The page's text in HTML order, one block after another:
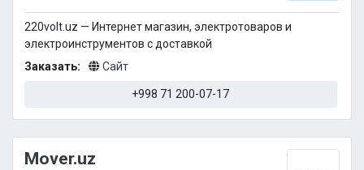
220volt.uz — Интернет магазин, электротоваров и
электроинструментов с доставкой
Заказать:
Сайт
+998 71 200-07-17
Mover.uz